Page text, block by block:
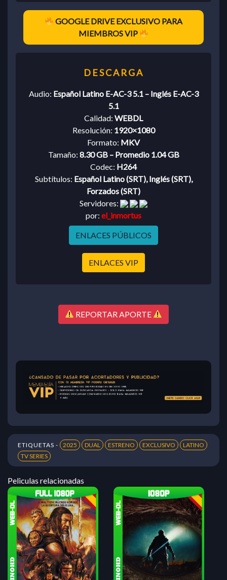
GOOGLE DRIVE EXCLUSIVO PARA
MIEMBROS VIP
Audio: Español Latino E-AC-3 5.1 – Inglés E-AC-3
5.1
Calidad: WEBDL
Resolución: 1920×1080
Formato: MKV
Tamaño: 8.30 GB – Promedio 1.04 GB
Codec: H264
Subtítulos: Español Latino (SRT), Inglés (SRT),
Forzados (SRT)
Servidores:
por: el_inmortus
ENLACES PÚBLICOS
ENLACES VIP
REPORTAR APORTE
ETIQUETAS - 2025 DUAL ESTRENO EXCLUSIVO
LATINO
TV SERIES
Peliculas relacionadas